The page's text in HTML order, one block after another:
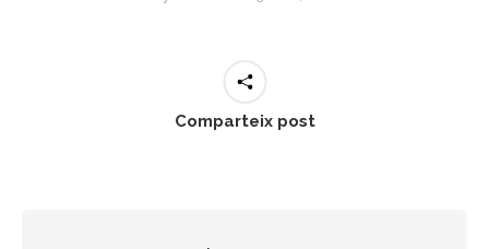
Comparteix post